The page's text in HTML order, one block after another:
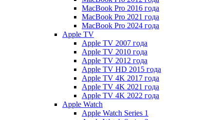
MacBook Pro 2016 года
MacBook Pro 2021 года
MacBook Pro 2024 года
Apple TV
Apple TV 2007 года
Apple TV 2010 года
Apple TV 2012 года
Apple TV HD 2015 года
Apple TV 4K 2017 года
Apple TV 4K 2021 года
Apple TV 4K 2022 года
Apple Watch
Apple Watch Series 1